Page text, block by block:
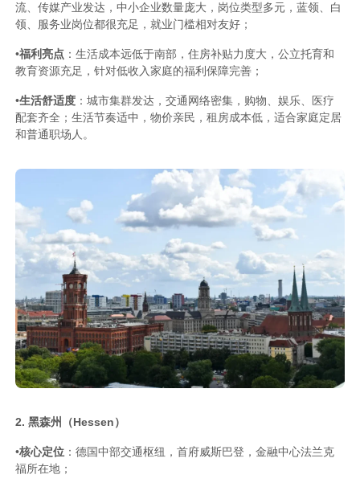
流、传媒产业发达，中小企业数量庞大，岗位类型多元，蓝领、白
领、服务业岗位都很充足，就业门槛相对友好；
•福利亮点 ：生活成本远低于南部，住房补贴力度大，公立托育和
教育资源充足，针对低收入家庭的福利保障完善；
•生活舒适度 ：城市集群发达，交通网络密集，购物、娱乐、医疗
配套齐全；生活节奏适中，物价亲民，租房成本低，适合家庭定居
和普通职场人。
2. 黑森州（Hessen）
•核心定位 ：德国中部交通枢纽，首府威斯巴登，金融中心法兰克
福所在地；